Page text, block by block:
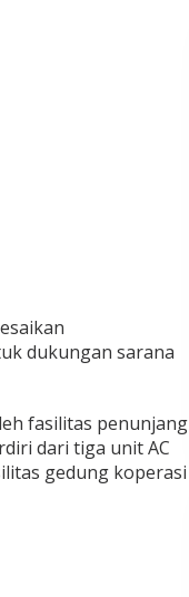
dukungan sarana
fasilitas penunjang
dari tiga unit AC
gedung koperasi